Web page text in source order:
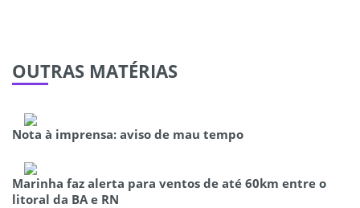
OUTRAS MATÉRIAS
Nota à imprensa: aviso de mau tempo
Marinha faz alerta para ventos de até 60km entre o
litoral da BA e RN